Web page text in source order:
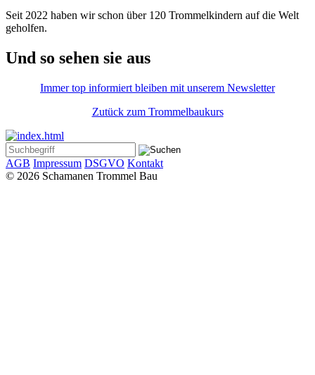
Seit 2022 haben wir schon über 120 Trommelkindern auf die Welt
geholfen.
Und so sehen sie aus
Immer top informiert bleiben mit unserem Newsletter
Zutück zum Trommelbaukurs
AGB Impressum DSGVO Kontakt
© 2026 Schamanen Trommel Bau